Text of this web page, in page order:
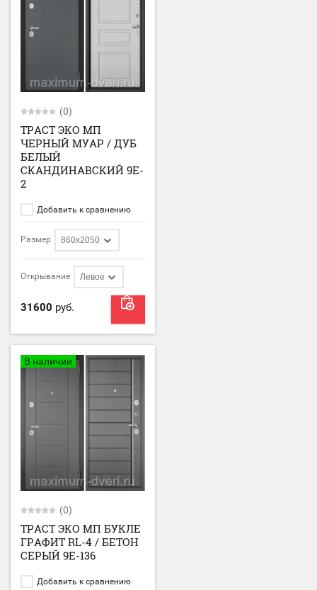
(0)
ТРАСТ ЭКО МП
ЧЕРНЫЙ МУАР / ДУБ
БЕЛЫЙ
СКАНДИНАВСКИЙ 9E-
2
Добавить к сравнению
Размер 860х2050
Открывание Левое
31600 руб.
В наличии
(0)
ТРАСТ ЭКО МП БУКЛЕ
ГРАФИТ RL-4 / БЕТОН
СЕРЫЙ 9Е-136
Добавить к сравнению